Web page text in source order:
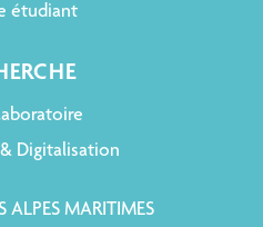
étudiant
Digitalisation
ALPES MARITIMES